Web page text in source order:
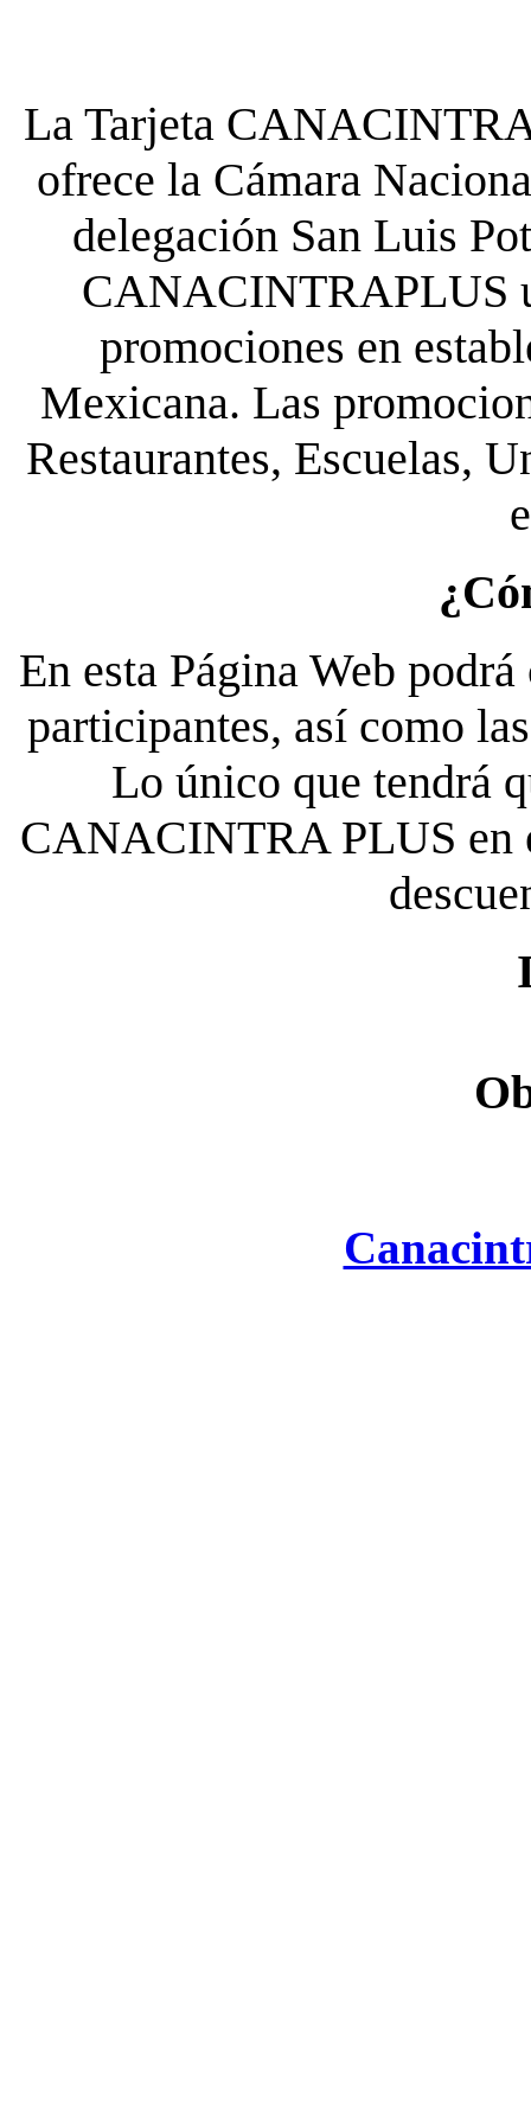
La Tarjeta
ofrece la Cámara
delegación San Luis
CANACINTRAPLUS
promociones en
Mexicana. Las
Restaurantes, Escuelas,
En esta Página Web
participantes, así como
Lo único que tendrá
CANACINTRA PLUS en